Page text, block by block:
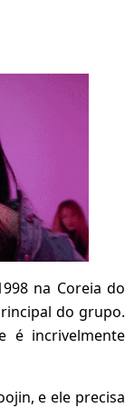
na Coreia do
do grupo.
é incrivelmente
e ele precisa